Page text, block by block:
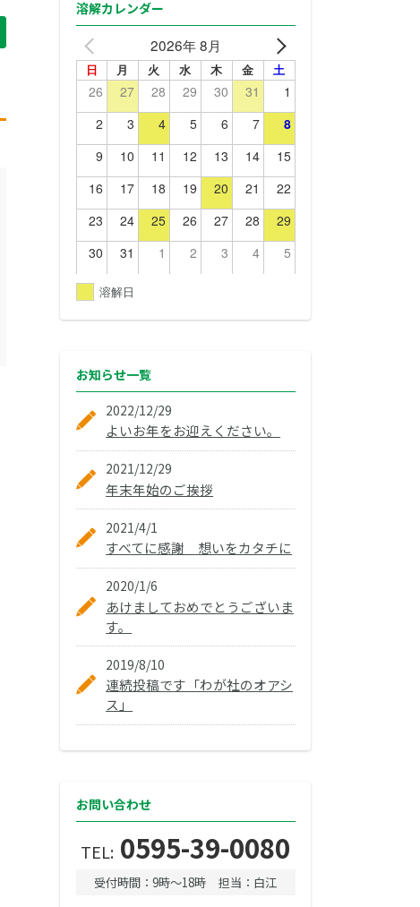
溶解カレンダー
2026年 8月
日 月 火 水 木 金 土
26 27 28 29 30 31
1
2
3 4 5 6 7
8
9
10 11 12 13 14
15
16
17 18 19 20 21
22
23
24 25 26 27 28
29
30
31 1 2 3 4 5
溶解日
お知らせ一覧
2022/12/29
よいお年をお迎えください。
2021/12/29
年末年始のご挨拶
2021/4/1
すべてに感謝 想いをカタチに
2020/1/6
あけましておめでとうございま
す。
2019/8/10
連続投稿です「わが社のオアシ
ス」
お問い合わせ
TEL: 0595-39-0080
受付時間：9時〜18時 担当：白江